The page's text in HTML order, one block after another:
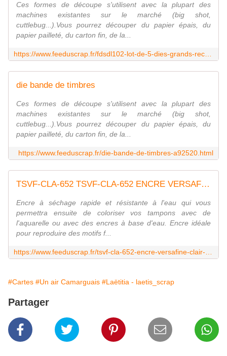
Ces formes de découpe s'utilisent avec la plupart des
machines existantes sur le marché (big shot,
cuttlebug...).Vous pourrez découper du papier épais, du
papier pailleté, du carton fin, de la...
die bande de timbres
Ces formes de découpe s'utilisent avec la plupart des
machines existantes sur le marché (big shot,
cuttlebug...).Vous pourrez découper du papier épais, du
papier pailleté, du carton fin, de la...
https://www.feeduscrap.fr/die-bande-de-timbres-a92520.html
TSVF-CLA-652 TSVF-CLA-652 ENCRE VERSAFINE CLAIR - Twilight FEE DU SCRAP
Encre à séchage rapide et résistante à l'eau qui vous
permettra ensuite de coloriser vos tampons avec de
l'aquarelle ou avec des encres à base d'eau. Encre idéale
pour reproduire des motifs f...
#Cartes #Un air Camarguais #Laëtitia - laetis_scrap
Partager